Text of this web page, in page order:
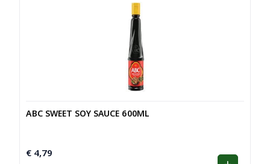
ABC SWEET SOY SAUCE 600ML
€ 4,79